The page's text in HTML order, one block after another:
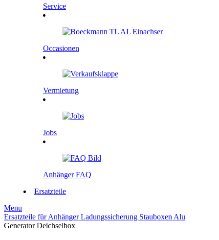
Service
Occasionen
Vermietung
Jobs
Anhänger FAQ
Ersatzteile
Menu
Ersatzteile für AnhängerLadungssicherung Stauboxen Alu
Generator Deichselbox